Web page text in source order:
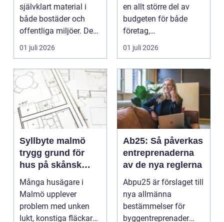
självklart material i
både bostäder och
offentliga miljöer. De
används i v...
01 juli 2026
en allt större del av
budgeten för både
företag,
fastighetsägare och
bostadsrä...
01 juli 2026
Syllbyte malmö
trygg grund för
hus på skånsk
mark
Många husägare i
Malmö upplever
problem med unken
lukt, konstiga fläckar
Ab25: Så påverkas
entreprenaderna
av de nya reglerna
Abpu25 är förslaget till
nya allmänna
bestämmelser för
byggentreprenader